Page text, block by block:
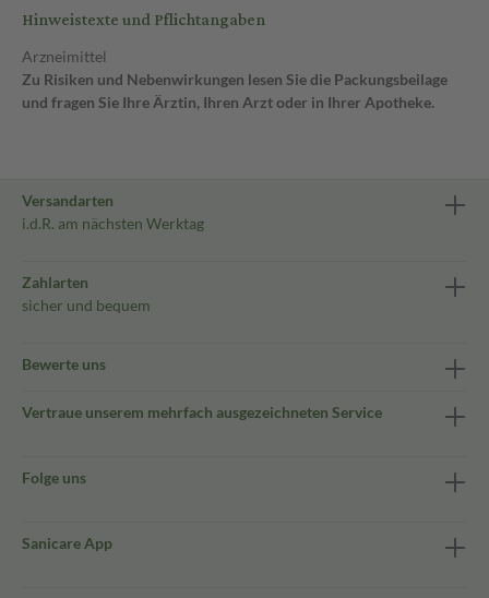
Hinweistexte und Pflichtangaben
Arzneimittel
Zu Risiken und Nebenwirkungen lesen Sie die Packungsbeilage
und fragen Sie Ihre Ärztin, Ihren Arzt oder in Ihrer Apotheke.
Versandarten
i.d.R. am nächsten Werktag
Zahlarten
sicher und bequem
Bewerte uns
Vertraue unserem mehrfach ausgezeichneten Service
Folge uns
Sanicare App